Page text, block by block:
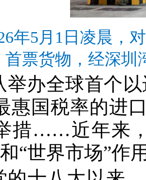
年5月1日凌晨，
首票货物，经深
举办全球首个
惠国税率的进
措……近年来
“世界市场”作